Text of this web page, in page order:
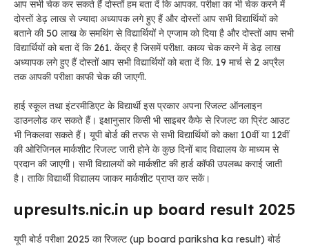
आप सभी चेक कर सकते हैं दोस्तों हम बता दें कि आपका. परीक्षा का भी चेक करने में
दोस्तों डेढ़ लाख से ज्यादा अध्यापक लगे हुए हैं और दोस्तों आप सभी विद्यार्थियों को
बताने की 50 लाख के समथिंग से विद्यार्थियों ने एग्जाम को दिया है और दोस्तों आप सभी
विद्यार्थियों को बता दें कि 261. केंद्र है जिसमें परीक्षा. काव्य चेक करने में डेढ़ लाख
अध्यापक लगे हुए हैं दोस्तों आप सभी विद्यार्थियों को बता दें कि. 19 मार्च से 2 अप्रैल
तक आपकी परीक्षा काफी चेक की जाएगी.
हाई स्कूल तथा इंटरमीडिएट के विद्यार्थी इस प्रकार अपना रिजल्ट ऑनलाइन
डाउनलोड कर सकते हैं। इक्षानुसार किसी भी साइबर कैफे से रिजल्ट का प्रिंट आउट
भी निकलवा सकते हैं। यूपी बोर्ड की तरफ से सभी विद्यार्थियों को कक्षा 10वीं या 12वीं
की ओरिजिनल मार्कशीट रिजल्ट जारी होने के कुछ दिनों बाद विद्यालय के माध्यम से
प्रदान की जाएगी। सभी विद्यालयों को मार्कशीट की हार्ड कॉफी उपलब्ध कराई जाती
है। ताकि विद्यार्थी विद्यालय जाकर मार्कशीट प्राप्त कर सकें।
upresults.nic.in up board result 2025
यूपी बोर्ड परीक्षा 2025 का रिजल्ट (up board pariksha ka result) बोर्ड